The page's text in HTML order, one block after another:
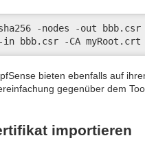
-nodes -out
bbb.csr -CA
bieten ebenfalls auf
gegenüber dem
importieren